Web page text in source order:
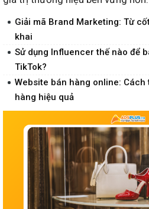
Giải mã Brand Marketing: Từ
khai
Sử dụng Influencer thế nào để
TikTok?
Website bán hàng online: Cách
hàng hiệu quả